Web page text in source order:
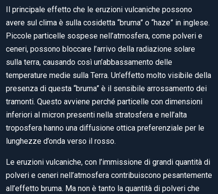
Il principale effetto che le eruzioni vulcaniche possono
avere sul clima è sulla cosidetta “bruma” o “haze” in inglese.
Piccole particelle sospese nell’atmosfera, come polveri e
ceneri, possono bloccare l’arrivo della radiazione solare
sulla terra, causando così un’abbassamento delle
temperature medie sulla Terra. Un’effetto molto visibile della
presenza di questa “bruma” è il sensibile arrossamento dei
tramonti. Questo avviene perché particelle con dimensioni
inferiori al micron presenti nella stratosfera e nell’alta
troposfera hanno una diffusione ottica preferenziale per le
lunghezze d’onda verso il rosso.
Le eruzioni vulcaniche, con l’immissione di grandi quantità di
polveri e ceneri nell’atmosfera contribuiscono pesantemente
all’effetto bruma. Ma non è tanto la quantità di polveri che